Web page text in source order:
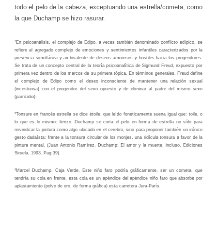
todo el pelo de la cabeza, exceptuando una estrella/cometa, como
la que Duchamp se hizo rasurar.
¹En psicoanálisis, el complejo de Edipo, a veces también denominado conflicto edípico, se
refiere al agregado complejo de emociones y sentimientos infantiles caracterizados por la
presencia simultánea y ambivalente de deseos amorosos y hostiles hacia los progenitores.
Se trata de un concepto central de la teoría psicoanalítica de Sigmund Freud, expuesto por
primera vez dentro de los marcos de su primera tópica. En términos generales, Freud define
el complejo de Edipo como el deseo inconsciente de mantener una relación sexual
(incestuosa) con el progenitor del sexo opuesto y de eliminar al padre del mismo sexo
(parricidio).
²Tonsure en francés estrella se dice étoile, que leído fonéticamente suena igual que: toile, o
lo que es lo mismo: lienzo. Duchamp se corta el pelo en forma de estrella no sólo para
reivindicar la pintura como algo ubicado en el cerebro, sino para proponer también un irónico
gesto dadaísta: frente a la tonsura circular de los monjes, una ridícula tonsura a favor de la
pintura mental. (Juan Antonio Ramírez. Duchamp: El amor y la muerte, incluso. Ediciones
Siruela, 1993. Pag.39).
­³Marcel Duchamp, Caja Verde, Este niño faro podría gráficamente, ser un cometa, que
tendría su cola en frente, esta cola es un apéndice del apéndice niño faro que absorbe por
aplastamiento (polvo de oro, de forma gráfica) esta carretera Jura-París.